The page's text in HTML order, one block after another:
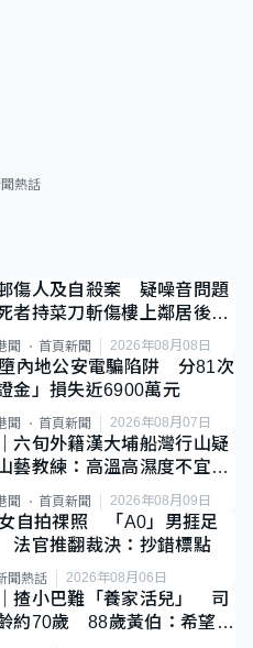
熱話
傷人及自殺案 疑噪音問題
持菜刀斬傷樓上鄰居後墮
聞 首頁新聞 2026年08月08日
內地公安電騙陷阱 分81次
金」損失近6900萬元
聞 首頁新聞 2026年08月07日
六旬外籍漢大埔船灣行山疑
教練：高溫高濕度不宜遠
聞 首頁新聞 2026年08月09日
自拍祼照 「A0」男捱足
法官推翻裁決：抄錯標點
聞熱話 2026年08月06日
揸小巴難「養家活兒」 司
約70歲 88歲黃伯：希望一